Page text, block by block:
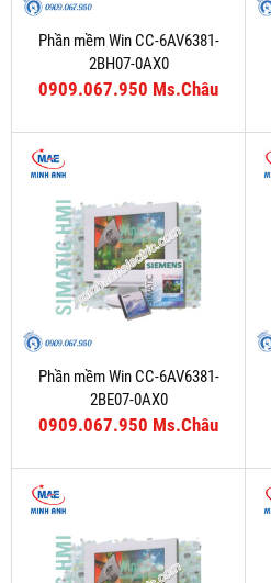
Phần mềm Win CC-6AV6381-
2BH07-0AX0
0909.067.950 Ms.Châu
Phần mềm Win CC-6AV6381-
2BE07-0AX0
0909.067.950 Ms.Châu